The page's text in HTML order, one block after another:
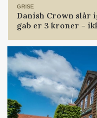
GRISE
Danish Crown slår
gab er 3 kroner –